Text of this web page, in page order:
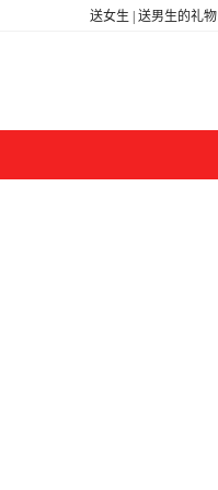
送女生 送男生的礼物